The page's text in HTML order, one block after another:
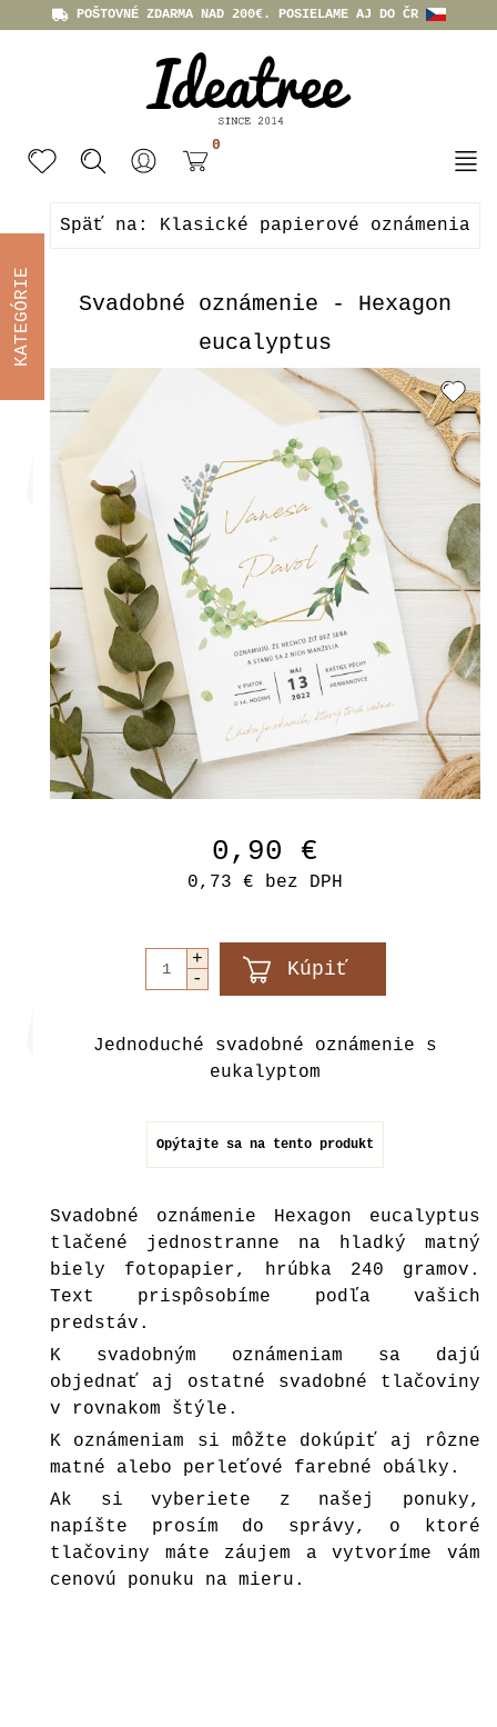
POŠTOVNÉ ZDARMA NAD 200€. POSIELAME AJ DO ČR
0
Späť na: Klasické papierové oznámenia
Svadobné oznámenie - Hexagon
eucalyptus
0,90 €
0,73 € bez DPH
Jednoduché svadobné oznámenie s
eukalyptom
Opýtajte sa na tento produkt
Svadobné oznámenie Hexagon eucalyptus
tlačené jednostranne na hladký matný
biely fotopapier, hrúbka 240 gramov.
Text prispôsobíme podľa vašich
predstáv.
K svadobným oznámeniam sa dajú
objednať aj ostatné svadobné tlačoviny
v rovnakom štýle.
K oznámeniam si môžte dokúpiť aj rôzne
matné alebo perleťové farebné obálky .
Ak si vyberiete z našej ponuky,
napíšte prosím do správy, o ktoré
tlačoviny máte záujem a vytvoríme vám
cenovú ponuku na mieru.
KATEGÓRIE